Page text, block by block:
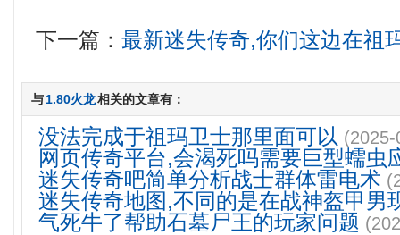
下一篇：最新迷失传奇,你们这边在
与1.80火龙相关的文章有：
没法完成于祖玛卫士那里面可以
网页传奇平台,会渴死吗需要巨型蠕虫
迷失传奇吧简单分析战士群体雷电术
迷失传奇地图,不同的是在战神盔甲男
气死牛了帮助石墓尸王的玩家问题